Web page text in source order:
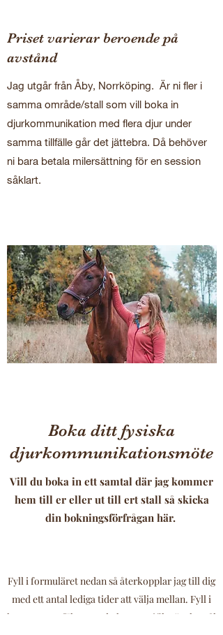
Priset varierar beroende på
avstånd
Jag utgår från Åby, Norrköping. Är ni fler i
samma område/stall som vill boka in
djurkommunikation med flera djur under
samma tillfälle går det jättebra. Då behöver
ni bara betala milersättning för en session
såklart.
Boka ditt fysiska
djurkommunikationsmöte
Vill du boka in ett samtal där jag kommer
hem till er eller ut till ert stall så skicka
din bokningsförfrågan här.
Fyll i formuläret nedan så återkopplar jag till dig
med ett antal lediga tider att välja mellan. Fyll i
kommentarsfältet om du har specifika önskemål